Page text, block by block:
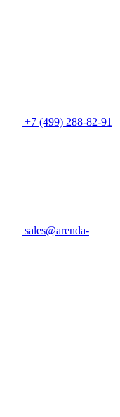
+7 (499) 288-82-91
sales@arenda-